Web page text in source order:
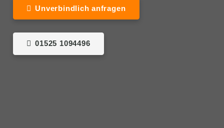
Unverbindlich anfragen
01525 1094496